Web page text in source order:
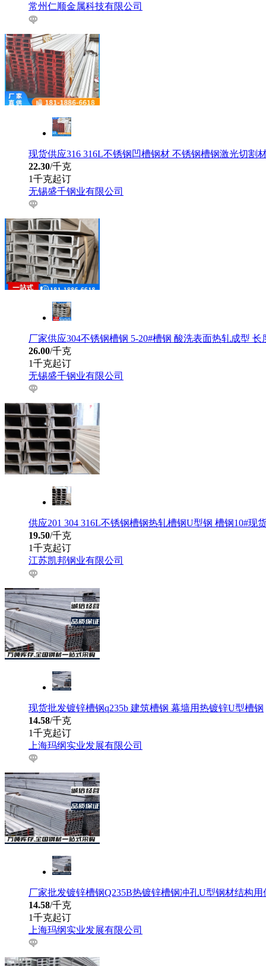
常州仁顺金属科技有限公司
现货供应316 316L不锈钢凹槽钢材 不锈钢槽钢激光切割
22.30/千克
1千克起订
无锡盛千钢业有限公司
厂家供应304不锈钢槽钢 5-20#槽钢 酸洗表面热轧成型 长
26.00/千克
1千克起订
无锡盛千钢业有限公司
供应201 304 316L不锈钢槽钢热轧槽钢U型钢 槽钢10#现
19.50/千克
1千克起订
江苏凯邦钢业有限公司
现货批发镀锌槽钢q235b 建筑槽钢 幕墙用热镀锌U型槽钢
14.58/千克
1千克起订
上海玛纲实业发展有限公司
厂家批发镀锌槽钢Q235B热镀锌槽钢冲孔U型钢材结构用
14.58/千克
1千克起订
上海玛纲实业发展有限公司